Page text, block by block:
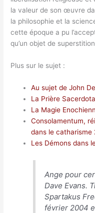
la valeur de son œuvre
la philosophie et la
cette époque a pu
qu’un objet de
Plus sur le sujet :
Au sujet de John
La Prière
La Magie
Consolamentum,
dans le catharisme
Les Démons dans
Ange pour
Dave Evans.
Spartakus
février 2004